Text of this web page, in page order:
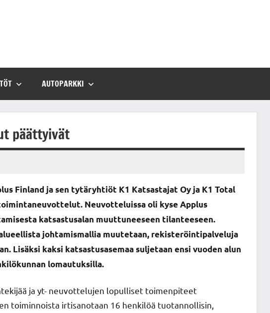
AUTOPARKKI
päättyivät
Finland ja sen tytäryhtiöt K1 Katsastajat Oy ja K1 Total
Neuvotteluissa oli kyse Applus
katsastusalan muuttuneeseen tilanteeseen.
johtamismallia muutetaan, rekisteröintipalveluja
Lisäksi kaksi katsastusasemaa suljetaan ensi vuoden alun
lomautuksilla.
ja yt- neuvottelujen lopulliset toimenpiteet
toiminnoista irtisanotaan 16 henkilöä tuotannollisin,